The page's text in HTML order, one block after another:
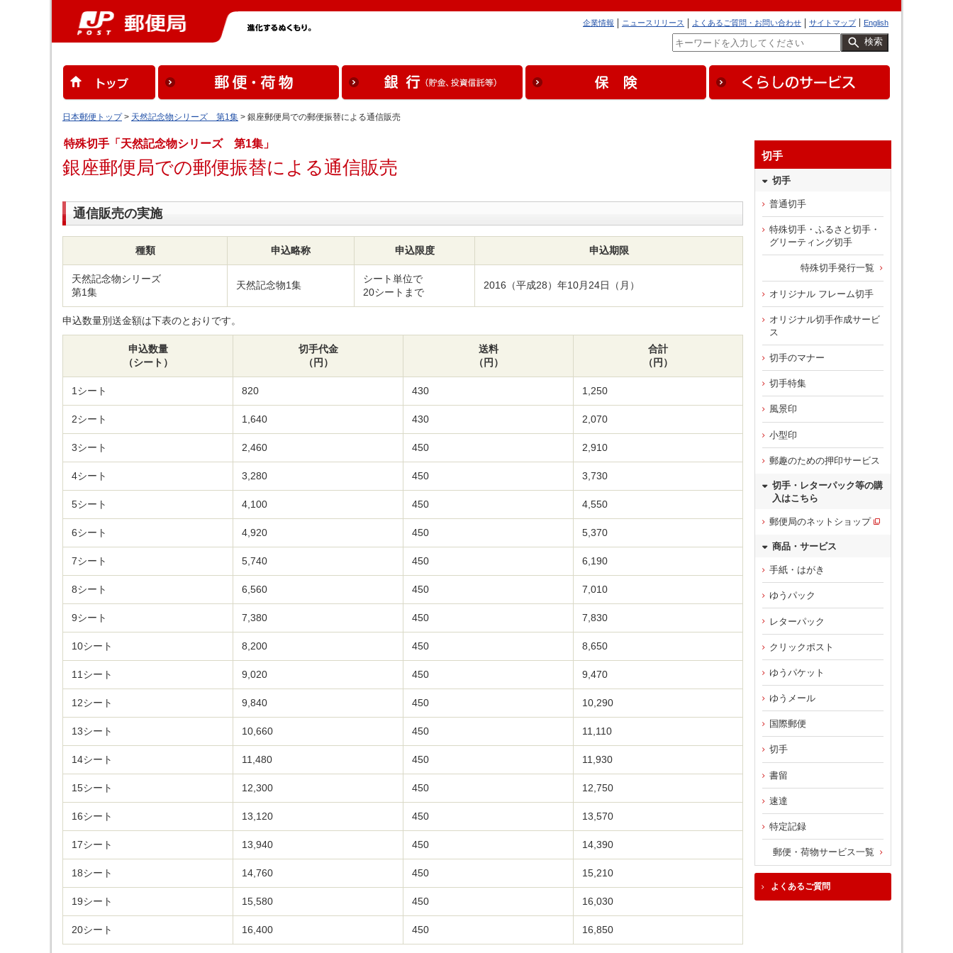
English
サイトマップ
よくあるご質問・お問い合わせ
ニュースリリース
企業情報
検索
日本郵便トップ> 天然記念物シリーズ 第1集 > 銀座郵便局での郵便振替による通信販売
特殊切手「天然記念物シリーズ 第1集」
銀座郵便局での郵便振替による通信販売
通信販売の実施
種類 申込略称 申込限度 申込期限
天然記念物シリーズ
第1集
天然記念物1集
シート単位で
20シートまで
2016（平成28）年10月24日（月）
申込数量別送金額は下表のとおりです。
申込数量
（シート）
切手代金
（円）
送料
（円）
合計
（円）
1シート 820 430 1,250
2シート 1,640 430 2,070
3シート 2,460 450 2,910
4シート 3,280 450 3,730
5シート 4,100 450 4,550
6シート 4,920 450 5,370
7シート 5,740 450 6,190
8シート 6,560 450 7,010
9シート 7,380 450 7,830
10シート 8,200 450 8,650
11シート 9,020 450 9,470
12シート 9,840 450 10,290
13シート 10,660 450 11,110
14シート 11,480 450 11,930
15シート 12,300 450 12,750
16シート 13,120 450 13,570
17シート 13,940 450 14,390
18シート 14,760 450 15,210
19シート 15,580 450 16,030
20シート 16,400 450 16,850
切手
切手
普通切手
特殊切手・ふるさと切手・
グリーティング切手
特殊切手発行一覧
オリジナル フレーム切手
オリジナル切手作成サービ
ス
切手のマナー
切手特集
風景印
小型印
郵趣のための押印サービス
切手・レターパック等の購
入はこちら
郵便局のネットショップ
商品・サービス
手紙・はがき
ゆうパック
レターパック
クリックポスト
ゆうパケット
ゆうメール
国際郵便
切手
書留
速達
特定記録
郵便・荷物サービス一覧
よくあるご質問